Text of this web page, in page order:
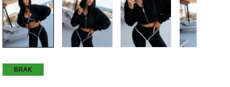
BRAK